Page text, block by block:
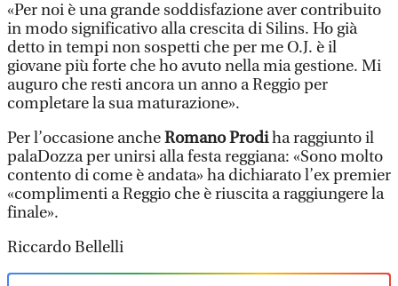
«Per noi è una grande soddisfazione aver contribuito
in modo significativo alla crescita di Silins. Ho già
detto in tempi non sospetti che per me O.J. è il
giovane più forte che ho avuto nella mia gestione. Mi
auguro che resti ancora un anno a Reggio per
completare la sua maturazione».
Per l’occasione ancheRomano Prodiha raggiunto il
palaDozza per unirsi alla festa reggiana: «Sono molto
contento di come è andata» ha dichiarato l’ex premier
«complimenti a Reggio che è riuscita a raggiungere la
finale».
Riccardo Bellelli